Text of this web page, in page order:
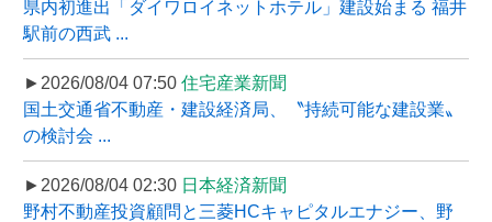
県内初進出「ダイワロイネットホテル」建設始まる 福井
駅前の西武 ...
►2026/08/04 07:50 住宅産業新聞
国土交通省不動産・建設経済局、〝持続可能な建設業〟
の検討会 ...
►2026/08/04 02:30 日本経済新聞
野村不動産投資顧問と三菱HCキャピタルエナジー、野